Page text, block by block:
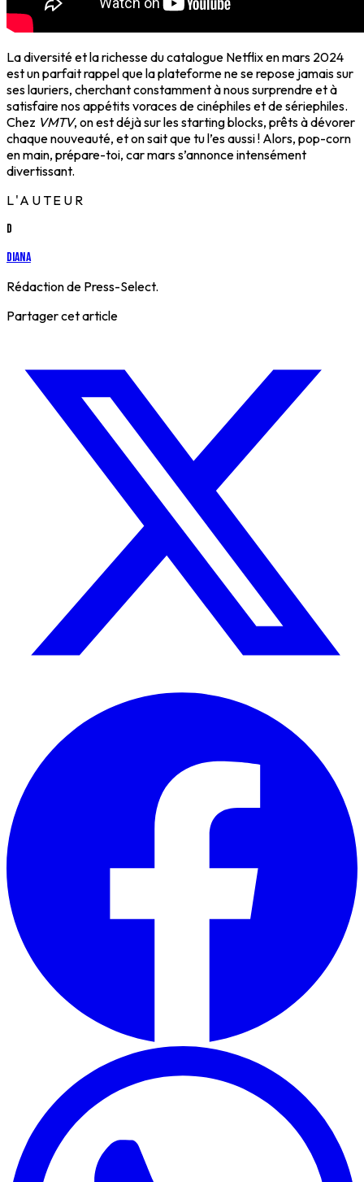
La diversité et la richesse du catalogue Netflix en mars 2024
est un parfait rappel que la plateforme ne se repose jamais sur
ses lauriers, cherchant constamment à nous surprendre et à
satisfaire nos appétits voraces de cinéphiles et de sériephiles.
Chez VMTV, on est déjà sur les starting blocks, prêts à dévorer
chaque nouveauté, et on sait que tu l’es aussi ! Alors, pop-corn
en main, prépare-toi, car mars s’annonce intensément
divertissant.
L'AUTEUR
D
Diana
Rédaction de Press-Select.
Partager cet article